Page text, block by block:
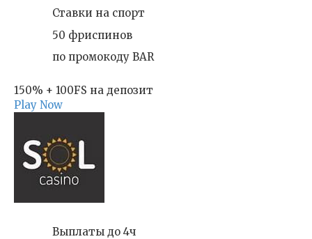
Ставки на спорт
50 фриспинов
по промокоду BAR
150% + 100FS на депозит
Play Now
Выплаты до 4ч